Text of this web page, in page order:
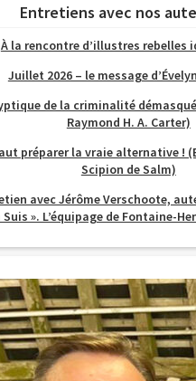
Entretiens avec nos
À la rencontre d’illustres rebelles
Juillet 2026 – le message
de la criminalité
Raymond H. A. Carter)
préparer la vraie alternative !
Scipion de Salm)
avec Jérôme Verschoote,
Suis ». L’équipage de Fontaine-